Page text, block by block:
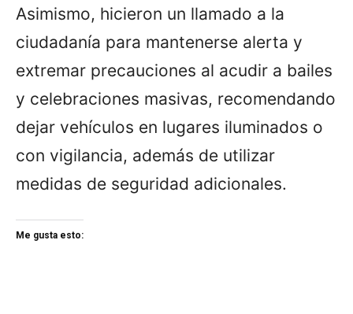
Asimismo, hicieron un llamado a la
ciudadanía para mantenerse alerta y
extremar precauciones al acudir a bailes
y celebraciones masivas, recomendando
dejar vehículos en lugares iluminados o
con vigilancia, además de utilizar
medidas de seguridad adicionales.
Me gusta esto: